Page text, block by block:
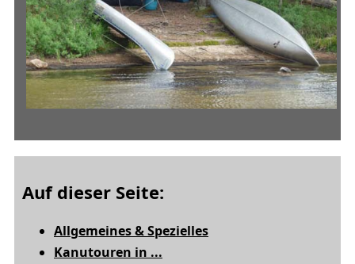
Auf dieser Seite:
Allgemeines & Spezielles
Kanutouren in ...